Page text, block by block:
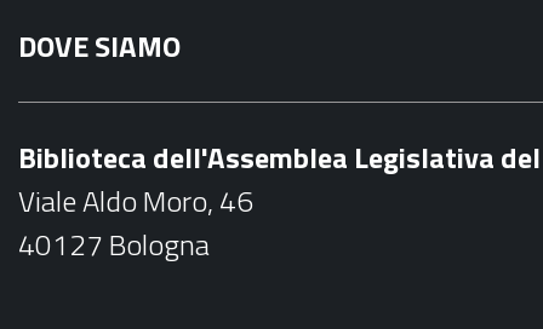
c
e
o
k
DOVE SIAMO
Biblioteca dell'Assemblea Legislativa
Viale Aldo Moro, 46
40127 Bologna